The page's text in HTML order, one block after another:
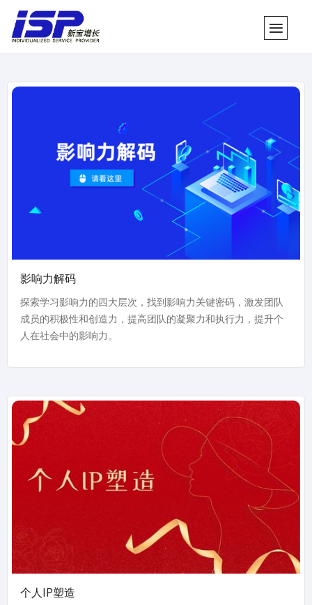
影响力解码
探索学习影响力的四大层次，找到影响力关键密码，激发团队
成员的积极性和创造力，提高团队的凝聚力和执行力，提升个
人在社会中的影响力。
个人IP塑造